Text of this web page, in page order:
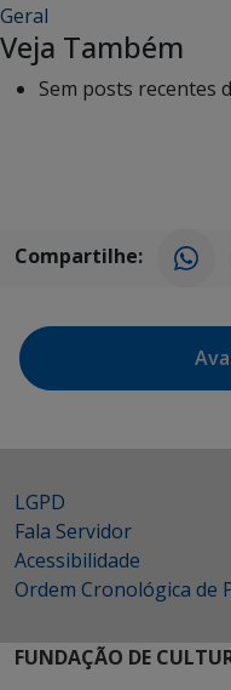
Geral
Veja Também
Sem posts recentes
Compartilhe:
LGPD
Fala Servidor
Acessibilidade
Ordem Cronológica de
FUNDAÇÃO DE